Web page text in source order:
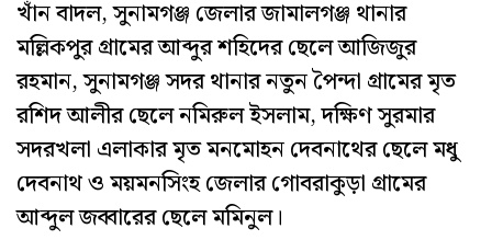
খাঁন বাদল, সুনামগঞ্জ জেলার জামালগঞ্জ থানার
মল্লিকপুর গ্রামের আব্দুর শহিদের ছেলে আজিজুর
রহমান, সুনামগঞ্জ সদর থানার নতুন পৈন্দা গ্রামের মৃত
রশিদ আলীর ছেলে নমিরুল ইসলাম, দক্ষিণ সুরমার
সদরখলা এলাকার মৃত মনমোহন দেবনাথের ছেলে মধু
দেবনাথ ও ময়মনসিংহ জেলার গোবরাকুড়া গ্রামের
আব্দুল জব্বারের ছেলে মমিনুল।